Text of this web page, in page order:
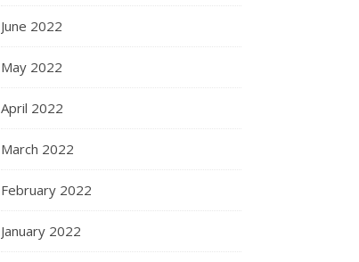
June 2022
May 2022
April 2022
March 2022
February 2022
January 2022